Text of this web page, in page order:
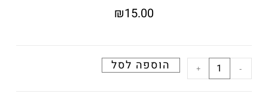
₪15.00
-
+ הוספה לסל